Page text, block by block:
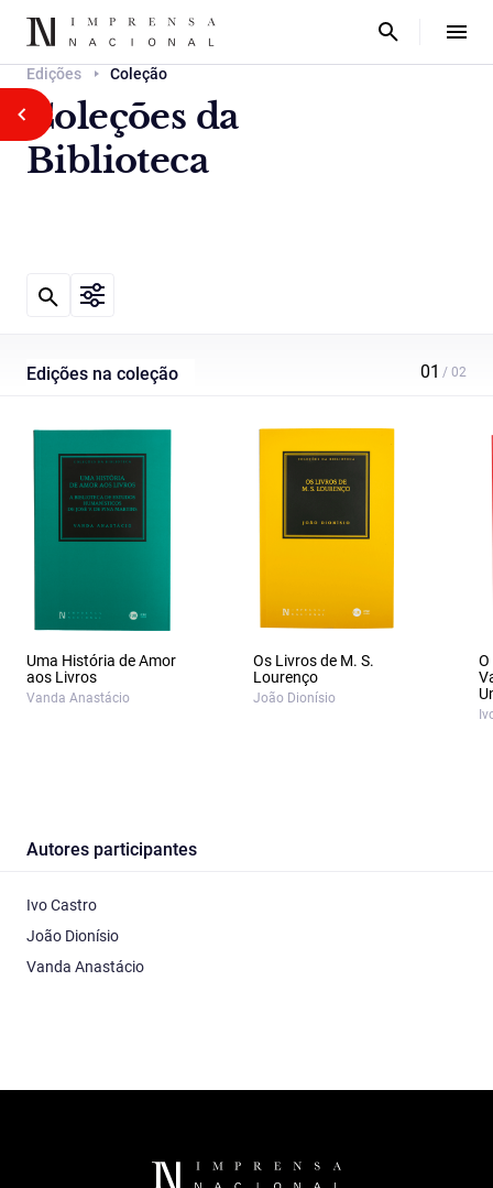
Edições Coleção
Coleções da
Biblioteca
Edições na coleção
Uma História de Amor
aos Livros
Vanda Anastácio
Os Livros de M. S.
Lourenço
João Dionísio
O
Autores participantes
Ivo Castro
João Dionísio
Vanda Anastácio